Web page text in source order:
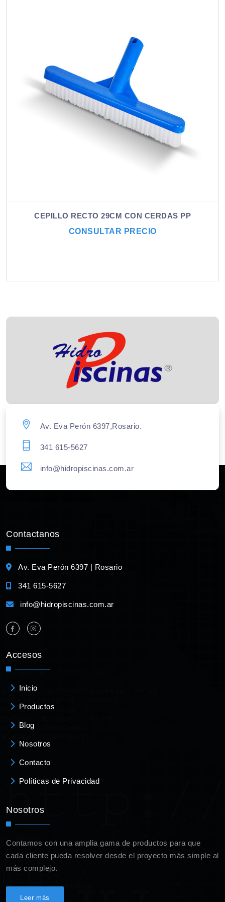
CEPILLO RECTO 29CM CON CERDAS PP
CONSULTAR PRECIO
Av. Eva Perón 6397,Rosario.
341 615-5627
info@hidropiscinas.com.ar
Contactanos
Av. Eva Perón 6397 | Rosario
341 615-5627
info@hidropiscinas.com.ar
Accesos
Inicio
Productos
Blog
Nosotros
Contacto
Políticas de Privacidad
Nosotros
Contamos con una amplia gama de productos para que
cada cliente pueda resolver desde el proyecto más simple al
más complejo.
Leer más